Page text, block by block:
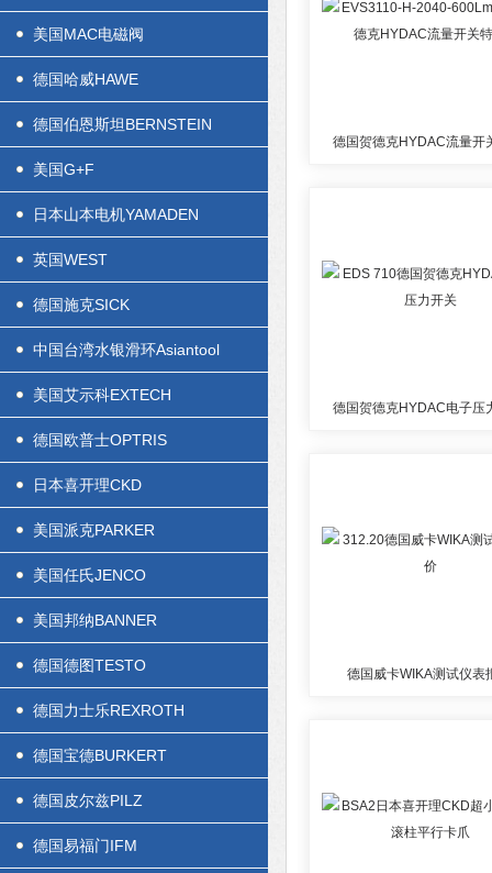
美国MAC电磁阀
德国哈威HAWE
德国伯恩斯坦BERNSTEIN
美国G+F
日本山本电机YAMADEN
英国WEST
德国施克SICK
中国台湾水银滑环Asiantool
美国艾示科EXTECH
德国欧普士OPTRIS
日本喜开理CKD
美国派克PARKER
美国任氏JENCO
美国邦纳BANNER
德国德图TESTO
德国力士乐REXROTH
德国宝德BURKERT
德国皮尔兹PILZ
德国易福门IFM
德国贺德克HYDAC流量开
德国贺德克HYDAC电子压
德国威卡WIKA测试仪表